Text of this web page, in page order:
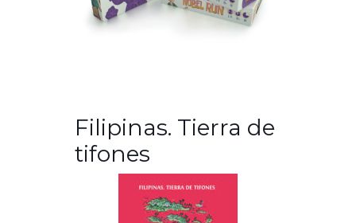
Filipinas. Tierra de
tifones